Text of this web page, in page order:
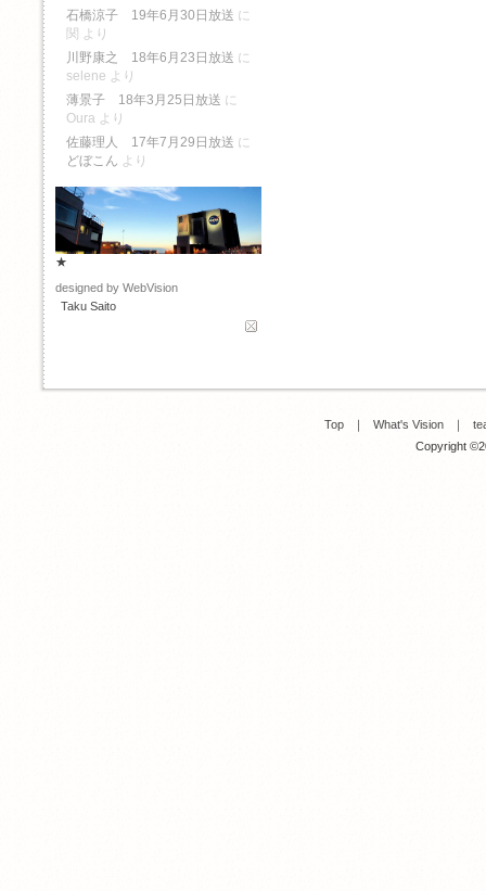
石橋涼子 19年6月30日放送 に
関 より
川野康之 18年6月23日放送 に
selene より
薄景子 18年3月25日放送 に
Oura より
佐藤理人 17年7月29日放送 に
どぼこん より
★
designed by WebVision
Taku Saito
Top ｜ What's Vision ｜
Copyright